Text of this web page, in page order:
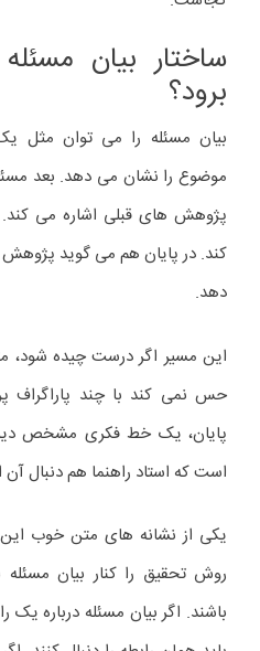
ساختار بیان
برود؟
بیان مسئله را می توان مثل
موضوع را نشان می دهد. بعد
پژوهش های قبلی اشاره می کند.
کند. در پایان هم می گوید
دهد.
این مسیر اگر درست چیده شود،
حس نمی کند با چند پاراگراف
پایان، یک خط فکری مشخص
است که استاد راهنما هم دنبال
یکی از نشانه های متن خوب
روش تحقیق را کنار بیان
باشند. اگر بیان مسئله درباره